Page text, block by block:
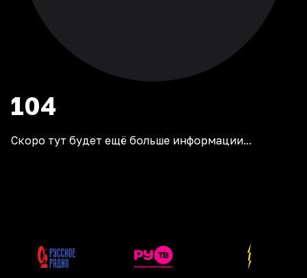
104
Скоро тут будет ещё больше информации...